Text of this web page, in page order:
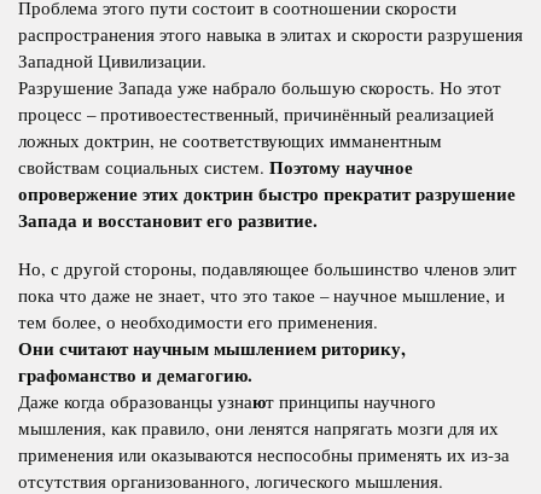
Проблема этого пути состоит в соотношении скорости
распространения этого навыка в элитах и скорости разрушения
Западной Цивилизации.
Разрушение Запада уже набрало большую скорость. Но этот
процесс – противоестественный, причинённый реализацией
ложных доктрин, не соответствующих имманентным
свойствам социальных систем. Поэтому научное
опровержение этих доктрин быстро прекратит разрушение
Запада и восстановит его развитие.
Но, с другой стороны, подавляющее большинство членов элит
пока что даже не знает, что это такое – научное мышление, и
тем более, о необходимости его применения.
Они считают научным мышлением риторику,
графоманство и демагогию.
Даже когда образованцы узнают принципы научного
мышления, как правило, они ленятся напрягать мозги для их
применения или оказываются неспособны применять их из-за
отсутствия организованного, логического мышления.